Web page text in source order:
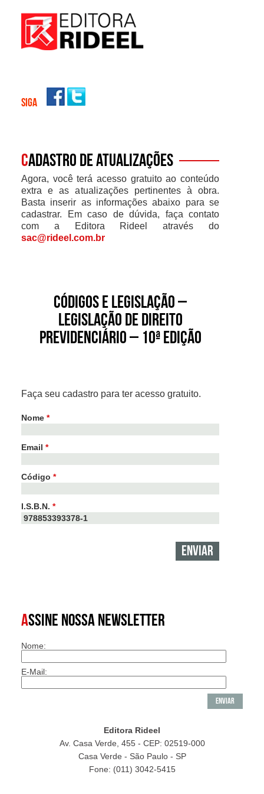
SIGA
Cadastro de atualizações
Agora, você terá acesso gratuito ao conteúdo
extra e as atualizações pertinentes à obra.
Basta inserir as informações abaixo para se
cadastrar. Em caso de dúvida, faça contato
com a Editora Rideel através do
sac@rideel.com.br
Códigos e Legislação –
Legislação de Direito
Previdenciário – 10ª Edição
Faça seu cadastro para ter acesso gratuito.
Nome *
Email *
Código *
I.S.B.N. *
ASSINE NOSSA NEWSLETTER
Nome:
E-Mail:
Editora Rideel
Av. Casa Verde, 455 - CEP: 02519-000
Casa Verde - São Paulo - SP
Fone: (011) 3042-5415